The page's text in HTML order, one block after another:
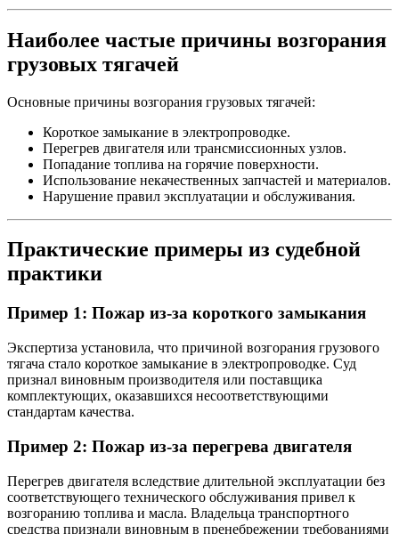
Наиболее частые причины возгорания
грузовых тягачей
Основные причины возгорания грузовых тягачей:
Короткое замыкание в электропроводке.
Перегрев двигателя или трансмиссионных узлов.
Попадание топлива на горячие поверхности.
Использование некачественных запчастей и материалов.
Нарушение правил эксплуатации и обслуживания.
Практические примеры из судебной
практики
Пример 1: Пожар из-за короткого замыкания
Экспертиза установила, что причиной возгорания грузового
тягача стало короткое замыкание в электропроводке. Суд
признал виновным производителя или поставщика
комплектующих, оказавшихся несоответствующими
стандартам качества.
Пример 2: Пожар из-за перегрева двигателя
Перегрев двигателя вследствие длительной эксплуатации без
соответствующего технического обслуживания привел к
возгоранию топлива и масла. Владельца транспортного
средства признали виновным в пренебрежении требованиями